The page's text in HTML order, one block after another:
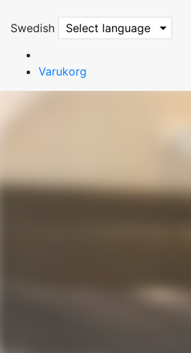
Swedish Select language
Varukorg